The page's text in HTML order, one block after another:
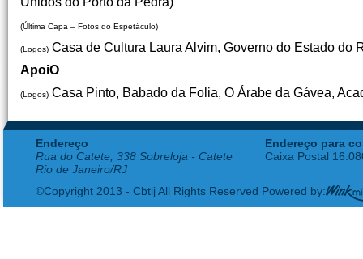
(Última Capa – Fotos do Espetáculo)
(Logos) Casa de Cultura Laura Alvim, Governo do Estado do
ApoiO
(Logos) Casa Pinto, Babado da Folia, O Árabe da Gávea,
Endereço
Rua do Catete, 338 Sobreloja - Catete
Rio de Janeiro/RJ
Endereço para
Caixa Postal
©Copyright 2013 - Cbtij All Rights Reserved Powered by: